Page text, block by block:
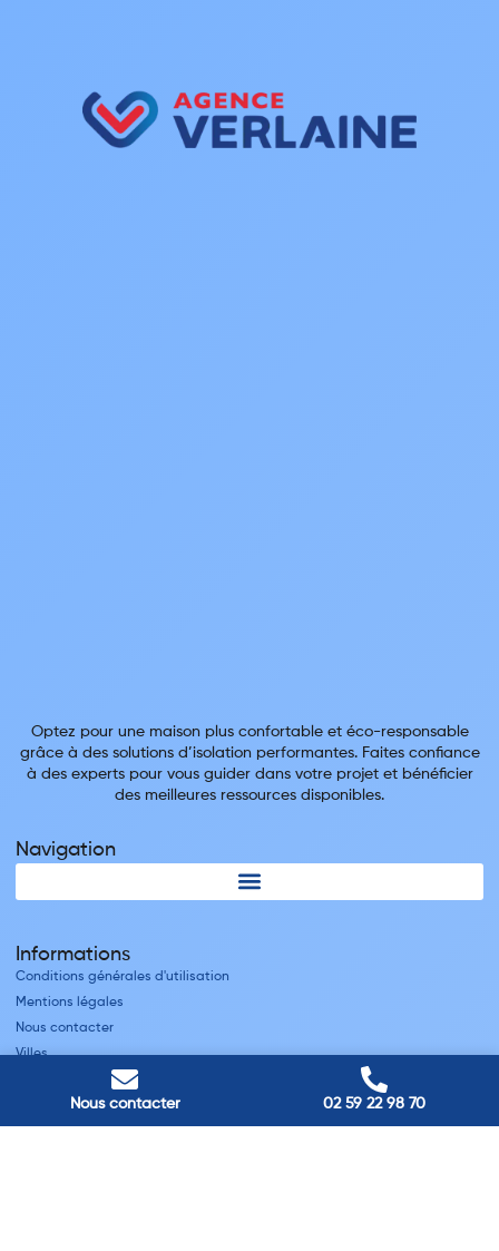
Nous contacter 02 59 22 98 70
Optez pour une maison plus confortable et éco-responsable
grâce à des solutions d’isolation performantes. Faites confiance
à des experts pour vous guider dans votre projet et bénéficier
des meilleures ressources disponibles.
Navigation
Informations
Conditions générales d'utilisation
Mentions légales
Nous contacter
Villes
Nos adresses
Louviers